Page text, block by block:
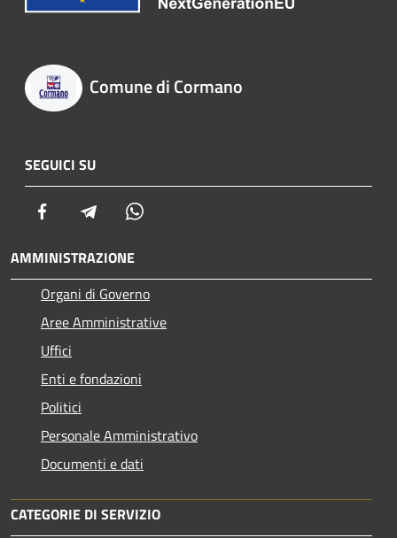
Comune di Cormano
SEGUICI SU
Facebook Telegram
AMMINISTRAZIONE
Organi di Governo
Aree Amministrative
Uffici
Enti e fondazioni
Politici
Personale Amministrativo
Documenti e dati
CATEGORIE DI SERVIZIO